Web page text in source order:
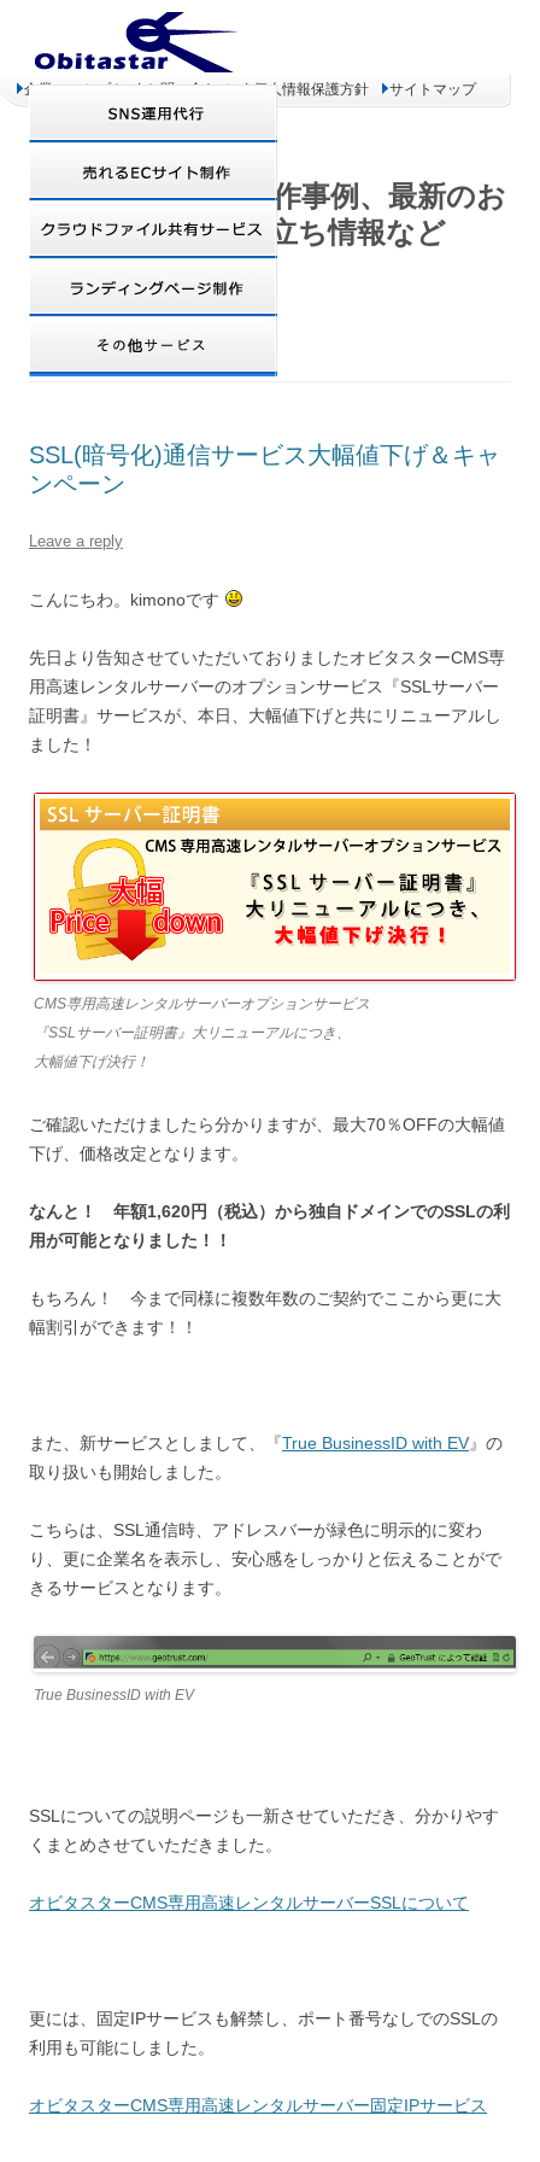
企業コンセプト お問い合わせ 個人情報保護方針 サイトマップ
オビタスター 制作事例、最新のお
得情報、お役立ち情報など
TAG ARCHIVES:SYMANTEC
SSL(暗号化)通信サービス大幅値下げ＆キャ
ンペーン
Leave a reply
こんにちわ。kimonoです
先日より告知させていただいておりましたオビタスターCMS専
用高速レンタルサーバーのオプションサービス『SSLサーバー
証明書』サービスが、本日、大幅値下げと共にリニューアルし
ました！
CMS専用高速レンタルサーバーオプションサービス
『SSLサーバー証明書』大リニューアルにつき、
大幅値下げ決行！
ご確認いただけましたら分かりますが、最大70％OFFの大幅値
下げ、価格改定となります。
なんと！ 年額1,620円（税込）から独自ドメインでのSSLの利
用が可能となりました！！
もちろん！ 今まで同様に複数年数のご契約でここから更に大
幅割引ができます！！
また、新サービスとしまして、『True BusinessID with EV』の
取り扱いも開始しました。
こちらは、SSL通信時、アドレスバーが緑色に明示的に変わ
り、更に企業名を表示し、安心感をしっかりと伝えることがで
きるサービスとなります。
True BusinessID with EV
SSLについての説明ページも一新させていただき、分かりやす
くまとめさせていただきました。
オビタスターCMS専用高速レンタルサーバーSSLについて
更には、固定IPサービスも解禁し、ポート番号なしでのSSLの
利用も可能にしました。
オビタスターCMS専用高速レンタルサーバー固定IPサービス